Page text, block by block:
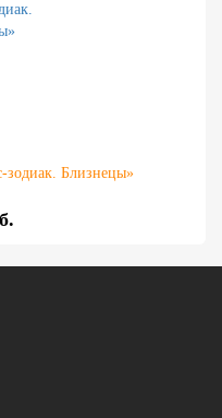
зодиак. Близнецы»